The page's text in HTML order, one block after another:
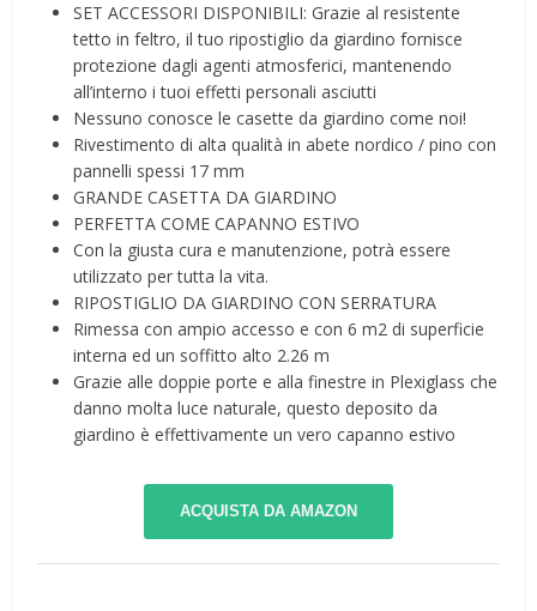
SET ACCESSORI DISPONIBILI: Grazie al resistente
tetto in feltro, il tuo ripostiglio da giardino fornisce
protezione dagli agenti atmosferici, mantenendo
all’interno i tuoi effetti personali asciutti
Nessuno conosce le casette da giardino come noi!
Rivestimento di alta qualità in abete nordico / pino con
pannelli spessi 17 mm
GRANDE CASETTA DA GIARDINO
PERFETTA COME CAPANNO ESTIVO
Con la giusta cura e manutenzione, potrà essere
utilizzato per tutta la vita.
RIPOSTIGLIO DA GIARDINO CON SERRATURA
Rimessa con ampio accesso e con 6 m2 di superficie
interna ed un soffitto alto 2.26 m
Grazie alle doppie porte e alla finestre in Plexiglass che
danno molta luce naturale, questo deposito da
giardino è effettivamente un vero capanno estivo
ACQUISTA DA AMAZON